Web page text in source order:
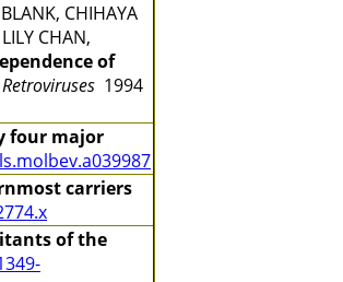
CHIHAYA
CHAN,
of
1994
four major
carriers
of the